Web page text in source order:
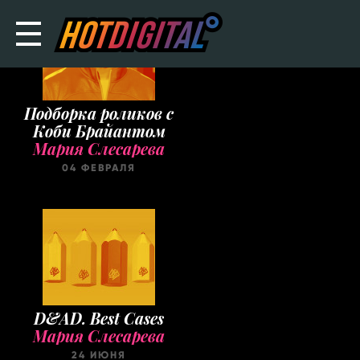
Подборка роликов с
Коби Брайантом
Мария Слесарева
04 ФЕВРАЛЯ
D&AD. Best Cases
Мария Слесарева
24 ИЮНЯ